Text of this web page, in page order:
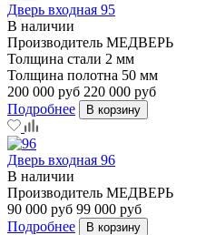
Дверь входная 95
В наличии
Производитель МЕДВЕРЬ
Толщина стали 2 мм
Толщина полотна 50 мм
200 000 руб 220 000 руб
Подробнее
В корзину
Дверь входная 96
В наличии
Производитель МЕДВЕРЬ
90 000 руб 99 000 руб
Подробнее
В корзину